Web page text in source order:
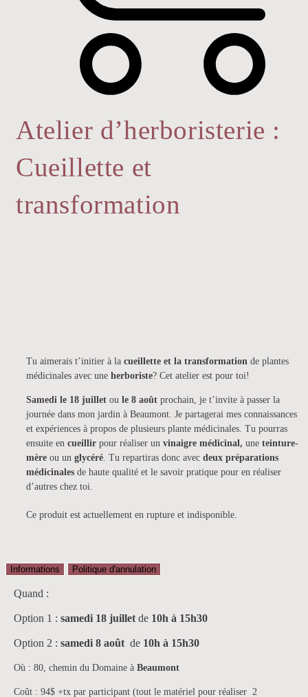
Atelier d’herboristerie :
Cueillette et
transformation
Tu aimerais t’initier à la cueillette et la transformation de plantes
médicinales avec une herboriste? Cet atelier est pour toi!
Samedi le 18 juillet ou le 8 août prochain, je t’invite à passer la
journée dans mon jardin à Beaumont. Je partagerai mes connaissances
et expériences à propos de plusieurs plante médicinales. Tu pourras
ensuite en cueillir pour réaliser un vinaigre médicinal, une teinture-
mère ou un glycéré . Tu repartiras donc avec deux préparations
médicinales de haute qualité et le savoir pratique pour en réaliser
d’autres chez toi.
Ce produit est actuellement en rupture et indisponible.
Informations Politique d'annulation
Quand :
Option 1 : samedi 18 juillet de 10h à 15h30
Option 2 : samedi 8 août de 10h à 15h30
Où : 80, chemin du Domaine à Beaumont
Coût : 94$ +tx par participant (tout le matériel pour réaliser 2